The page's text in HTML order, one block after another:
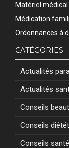
Matériel médical
Médication
Ordonnances à
CATÉGORIES
Actualités
Actualités
Conseils
Conseils
Conseils santé